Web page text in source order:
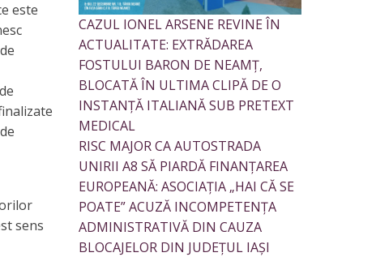
este
sens
CAZUL IONEL ARSENE REVINE ÎN
ACTUALITATE: EXTRĂDAREA
FOSTULUI BARON DE NEAMȚ,
BLOCATĂ ÎN ULTIMA CLIPĂ DE O
INSTANȚĂ ITALIANĂ SUB PRETEXT
MEDICAL
RISC MAJOR CA AUTOSTRADA
UNIRII A8 SĂ PIARDĂ FINANȚAREA
EUROPEANĂ: ASOCIAȚIA „HAI CĂ SE
POATE” ACUZĂ INCOMPETENȚA
ADMINISTRATIVĂ DIN CAUZA
BLOCAJELOR DIN JUDEȚUL IAȘI